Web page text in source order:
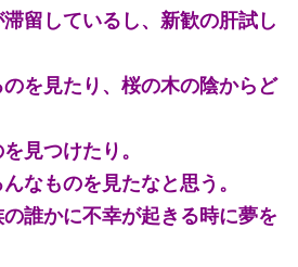
留しているし、新歓の肝試し
を見たり、桜の木の陰からど
見つけたり。
なものを見たなと思う。
誰かに不幸が起きる時に夢を